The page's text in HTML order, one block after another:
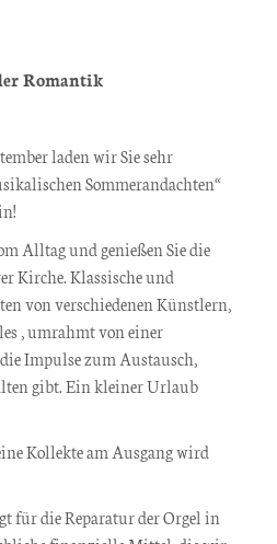
Romantik
laden wir Sie sehr
Sommerandachten“
Alltag und genießen Sie die
Kirche. Klassische und
von verschiedenen Künstlern,
, umrahmt von einer
Impulse zum Austausch,
gibt. Ein kleiner Urlaub
Kollekte am Ausgang wird
für die Reparatur der Orgel in